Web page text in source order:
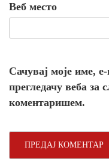
Веб место
Сачувај моје име,
прегледачу веба за
коментаришем.